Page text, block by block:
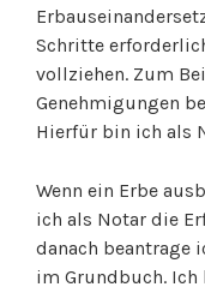
Schritte
vollziehen. Zum
Genehmigungen
Hierfür bin ich als
Wenn ein Erbe
ich als Notar die
danach beantrage
im Grundbuch. Ich